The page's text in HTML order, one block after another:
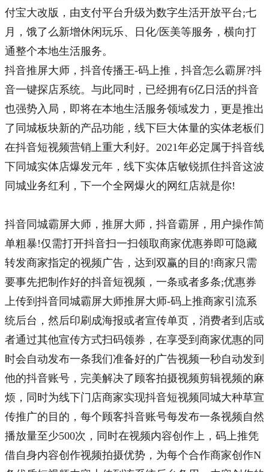
付宝大改版，由支付平台升级为数字生活开放平台;七
月，饿了么新增休闲玩乐、日化/医美等服务，横向打
通整个本地生活服务。
抖音推屏大师，抖音传播王-码上推 ，抖音怎么霸屏?抖
音一键探店系统。与此同时，已经拥有6亿日活的抖音
也强势入局，即将在本地生活服务领域发力，更是推出
了同城板块新的产品功能，线下巨大体量的实体老板们
在抖音短视频营销上重大利好。2021年必定属于抖音线
下同城实体店爆发元年，线下实体店敏锐抓住抖音这波
同城业务红利，下一个全网爆火的网红店就是你!
抖音同城霸屏大师，推屏大师， 抖音霸屏 ，用户操作简
单粗暴!仅需打开抖音扫一扫领取商家优惠券即可隐藏
转发商家指定的视频广告，达到双赢的目的!商家只需
要事先把制作好的抖音短视频，一条或者多条;优惠券
上传到抖音同城霸屏大师推屏大师-码上推商家引流系
统后台，然后印刷成海报或者宣传单页，消费者到店或
者通过其他宣传方式扫码领券，在享受到商家优惠的同
时会自动发布一条我们准备好的广告视频一秒自动发到
他的抖音账号，完美解决了顾客拍摄视频剪辑视频的麻
烦，同时为线下门店商家实现抖音短视频同城大种草宣
传推广的目的，每个顾客抖音账号每发布一条视频自然
播放量至少500次，同时在视频内容创作上， 码上推凭
借自身内容创作视频拍摄优势，为每个合作商家创作N